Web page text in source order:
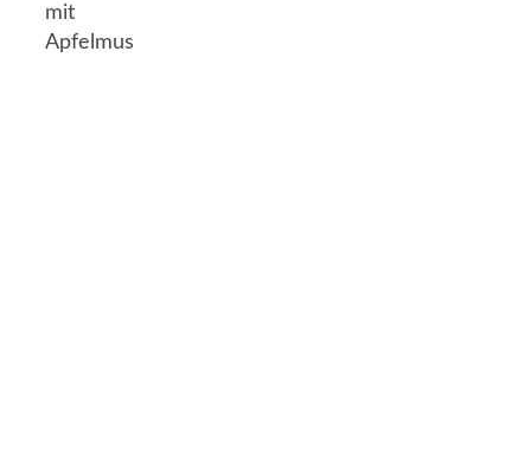
mit
Apfelmus